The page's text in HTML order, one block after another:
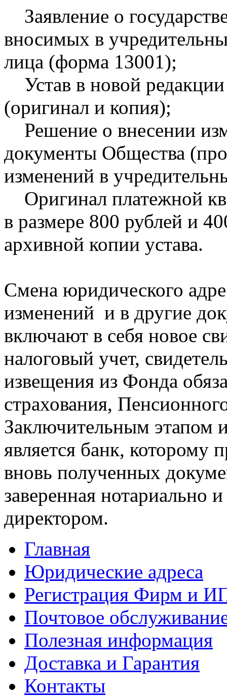
Заявление о
вносимых в
лица (форма 13001);
Устав в новой
(оригинал и копия);
Решение о внесении
документы Общества
изменений в
Оригинал платежной
в размере 800 рублей и
архивной копии устава.
Смена юридического
изменений и в другие
включают в себя новое
налоговый учет,
извещения из Фонда
страхования,
Заключительным этапом
является банк, которому
вновь полученных
заверенная нотариально
директором.
Главная
Юридические адреса
Регистрация Фирм и
Почтовое
Полезная информация
Доставка и Гарантия
Контакты